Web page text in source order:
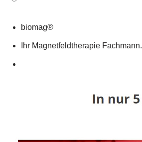
biomag®
Ihr Magnetfeldtherapie Fachmann.